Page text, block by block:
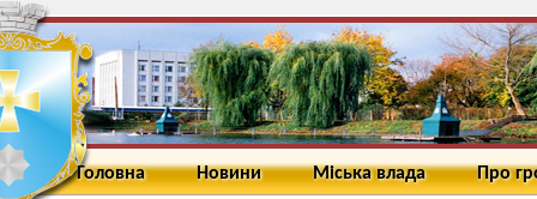
Головна Новини Міська влада Про